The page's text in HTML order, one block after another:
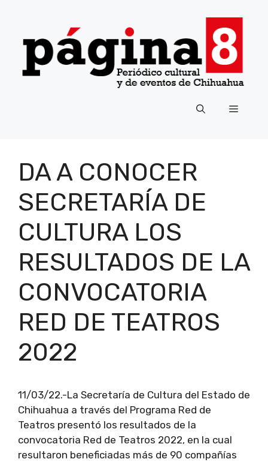
contenido
Menú
DA A CONOCER
SECRETARÍA DE
CULTURA LOS
RESULTADOS DE LA
CONVOCATORIA
RED DE TEATROS
2022
11/03/22.-La Secretaría de Cultura del Estado de
Chihuahua a través del Programa Red de
Teatros presentó los resultados de la
convocatoria Red de Teatros 2022, en la cual
resultaron beneficiadas más de 90 compañías